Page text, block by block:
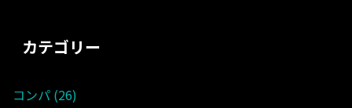
カテゴリー
コンパ 26